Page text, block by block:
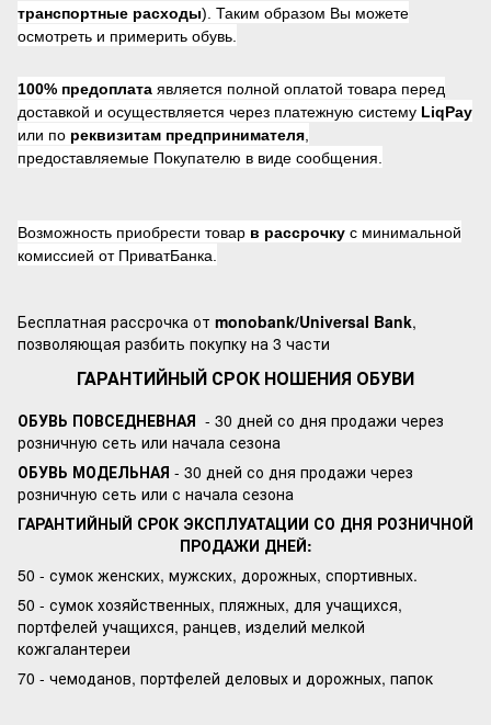
транспортные расходы). Таким образом Вы можете
осмотреть и примерить обувь.
100% предоплата является полной оплатой товара перед
доставкой и осуществляется через платежную систему LiqPay
или по реквизитам предпринимателя
предоставляемые Покупателю в виде сообщения.
Возможность приобрести товар в рассрочку с минимальной
комиссией от ПриватБанка.
Бесплатная рассрочка от monobank/Universal Bank,
позволяющая разбить покупку на 3 части
ГАРАНТИЙНЫЙ СРОК НОШЕНИЯ ОБУВИ
ОБУВЬ ПОВСЕДНЕВНАЯ - 30 дней со дня продажи через
розничную сеть или начала сезона
ОБУВЬ МОДЕЛЬНАЯ - 30 дней со дня продажи через
розничную сеть или с начала сезона
ГАРАНТИЙНЫЙ СРОК ЭКСПЛУАТАЦИИ СО ДНЯ РОЗНИЧНОЙ
ПРОДАЖИ ДНЕЙ:
50 - сумок женских, мужских, дорожных, спортивных.
50 - сумок хозяйственных, пляжных, для учащихся,
портфелей учащихся, ранцев, изделий мелкой
кожгалантереи
70 - чемоданов, портфелей деловых и дорожных, папок